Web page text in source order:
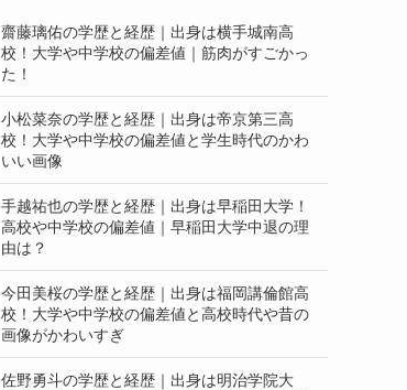
齋藤璃佑の学歴と経歴｜出身は横手城南高
校！大学や中学校の偏差値｜筋肉がすごかっ
た！
小松菜奈の学歴と経歴｜出身は帝京第三高
校！大学や中学校の偏差値と学生時代のかわ
いい画像
手越祐也の学歴と経歴｜出身は早稲田大学！
高校や中学校の偏差値｜早稲田大学中退の理
由は？
今田美桜の学歴と経歴｜出身は福岡講倫館高
校！大学や中学校の偏差値と高校時代や昔の
画像がかわいすぎ
佐野勇斗の学歴と経歴｜出身は明治学院大